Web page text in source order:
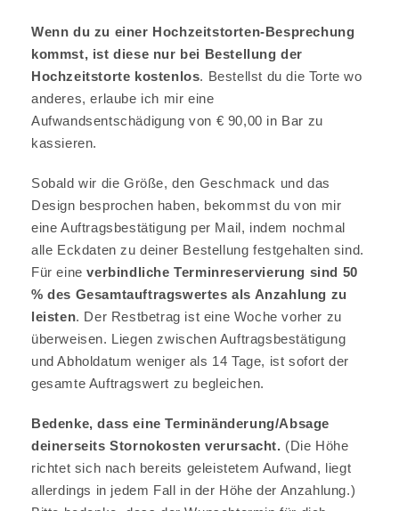
Wenn du zu einer Hochzeitstorten-Besprechung
kommst, ist diese nur bei Bestellung der
Hochzeitstorte kostenlos. Bestellst du die Torte wo
anderes, erlaube ich mir eine
Aufwandsentschädigung von € 90,00 in Bar zu
kassieren.
Sobald wir die Größe, den Geschmack und das
Design besprochen haben, bekommst du von mir
eine Auftragsbestätigung per Mail, indem nochmal
alle Eckdaten zu deiner Bestellung festgehalten sind.
Für eineverbindliche Terminreservierung sind 50
% des Gesamtauftragswertes als Anzahlung zu
leisten. Der Restbetrag ist eine Woche vorher zu
überweisen. Liegen zwischen Auftragsbestätigung
und Abholdatum weniger als 14 Tage, ist sofort der
gesamte Auftragswert zu begleichen.
Bedenke, dass eine Terminänderung/Absage
deinerseits Stornokosten verursacht. (Die Höhe
richtet sich nach bereits geleistetem Aufwand, liegt
allerdings in jedem Fall in der Höhe der Anzahlung.)